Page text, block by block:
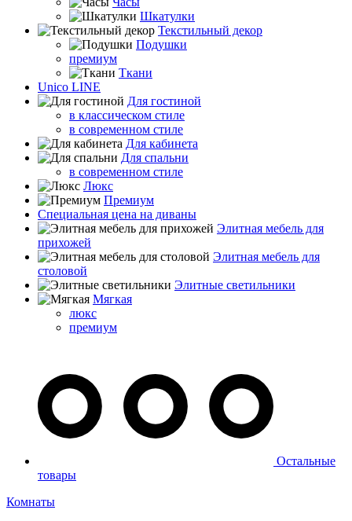
Шкатулки
Текстильный декор
Подушки
премиум
Ткани
Unico LINE
Для гостиной
в классическом стиле
в современном стиле
Для кабинета
Для спальни
в современном стиле
Люкс
Премиум
Специальная цена на диваны
Элитная мебель для
прихожей
Элитная мебель для
столовой
Элитные светильники
Мягкая
люкс
премиум
Остальные
товары
Комнаты